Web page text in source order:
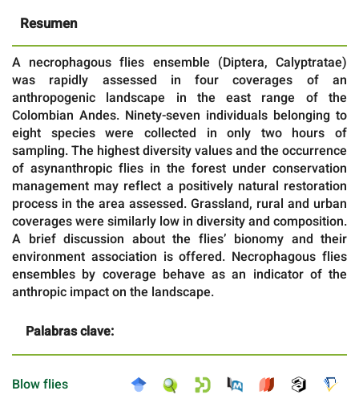
Resumen
A necrophagous flies ensemble (Diptera, Calyptratae)
was rapidly assessed in four coverages of an
anthropogenic landscape in the east range of the
Colombian Andes. Ninety-seven individuals belonging to
eight species were collected in only two hours of
sampling. The highest diversity values and the occurrence
of asynanthropic flies in the forest under conservation
management may reflect a positively natural restoration
process in the area assessed. Grassland, rural and urban
coverages were similarly low in diversity and composition.
A brief discussion about the flies’ bionomy and their
environment association is offered. Necrophagous flies
ensembles by coverage behave as an indicator of the
anthropic impact on the landscape.
Palabras clave:
Blow flies